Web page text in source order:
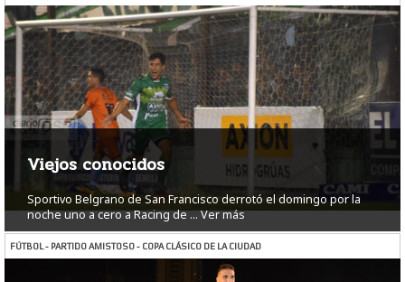
Viejos conocidos
Sportivo Belgrano de San Francisco derrotó el domingo por la
noche uno a cero a Racing de ...Ver más
FÚTBOL - PARTIDO AMISTOSO - COPA CLÁSICO DE LA CIUDAD